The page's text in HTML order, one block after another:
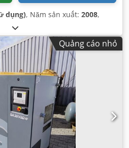
dụng), Năm sản xuất: 2008,
Quảng cáo nhỏ